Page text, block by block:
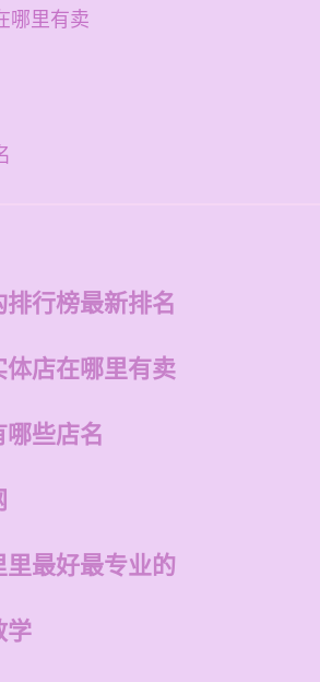
哪里有卖
行榜最新排名
店在哪里有卖
些店名
最好最专业的
学